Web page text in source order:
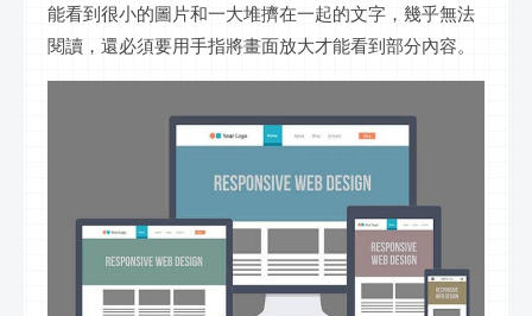
能看到很小的圖片和一大堆擠在一起的文字，幾乎無法
閱讀，還必須要用手指將畫面放大才能看到部分內容。